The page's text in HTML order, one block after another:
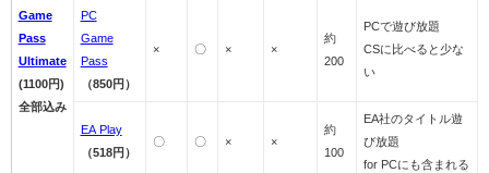
Game
Pass
Ultimate
(1100円)
全部込み
PC
Game
Pass
（850円）
× 〇 × ×
約
200
PCで遊び放題
CSに比べると少な
い
EA Play
（518円）
〇 〇 × ×
約
100
EA社のタイトル遊
び放題
for PCにも含まれる